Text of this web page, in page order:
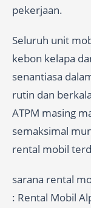
pekerjaan.
Seluruh unit
kebon kelapa
senantiasa
rutin dan
ATPM masing
semaksimal
rental mobil
sarana rental
: Rental Mobil